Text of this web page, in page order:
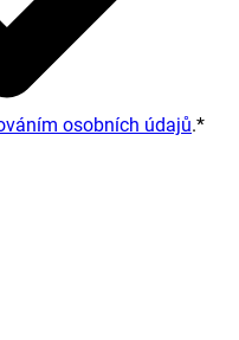
osobních údajů.*